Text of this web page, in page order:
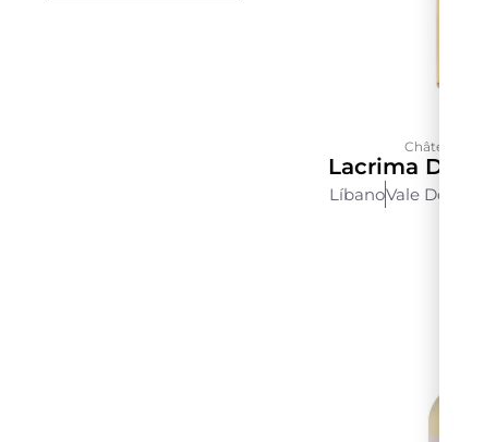
Château
Lacrima
LíbanoVale Do